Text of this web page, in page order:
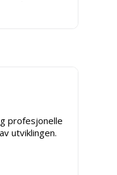
profesjonelle
utviklingen.